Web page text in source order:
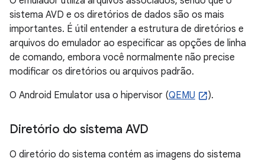
sistema AVD e os diretórios de dados são os mais
importantes. É útil entender a estrutura de diretórios e
arquivos do emulador ao especificar as opções de linha
de comando, embora você normalmente não precise
modificar os diretórios ou arquivos padrão.
O Android Emulator usa o hipervisor (QEMU ).
Diretório do sistema AVD
O diretório do sistema contém as imagens do sistema